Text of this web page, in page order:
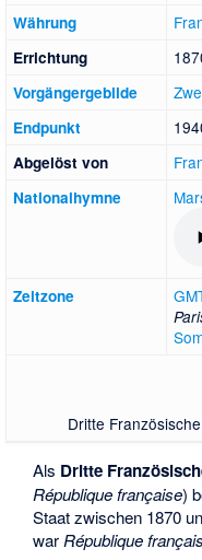
Währung
Errichtung
Vorgängergebilde
Endpunkt
Abgelöst von
National­hymne
Zeitzone
Dritte
Als Dritte
République française)
Staat zwischen 1870
war République